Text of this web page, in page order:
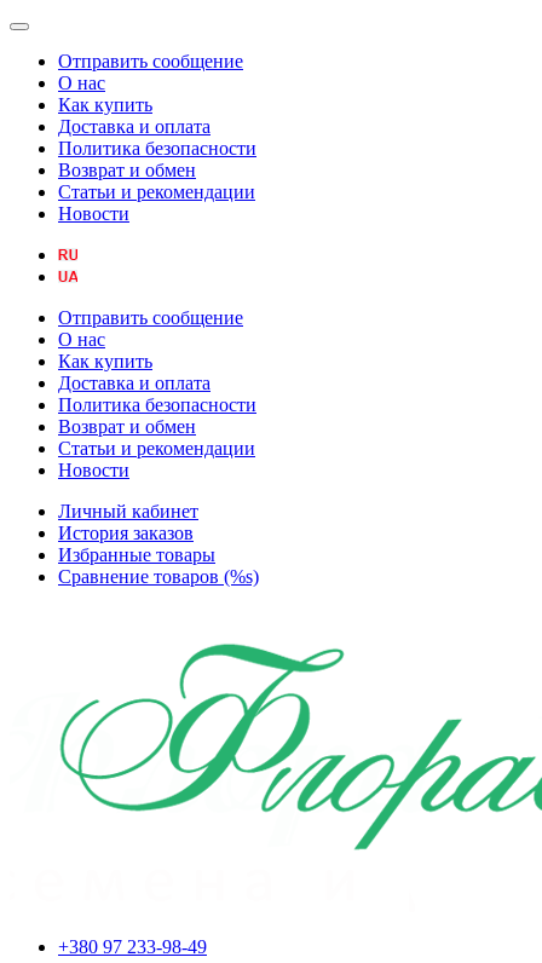
Отправить сообщение
О нас
Как купить
Доставка и оплата
Политика безопасности
Возврат и обмен
Статьи и рекомендации
Новости
Отправить сообщение
О нас
Как купить
Доставка и оплата
Политика безопасности
Возврат и обмен
Статьи и рекомендации
Новости
Личный кабинет
История заказов
Избранные товары
Сравнение товаров (%s)
+380 97 233-98-49